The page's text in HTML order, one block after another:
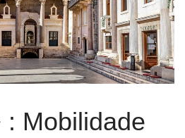
Next
: Mobilidade